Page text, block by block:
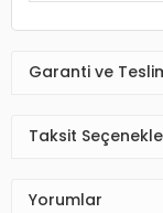
Garanti ve
Taksit
Yorumlar